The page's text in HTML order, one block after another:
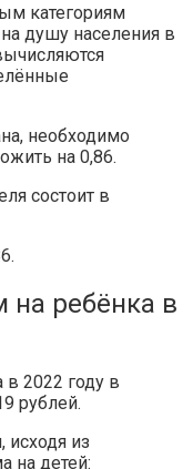
категориям
душу населения в
необходимо
на 0,86.
состоит в
ребёнка в
2022 году в
рублей.
исходя из
на детей: